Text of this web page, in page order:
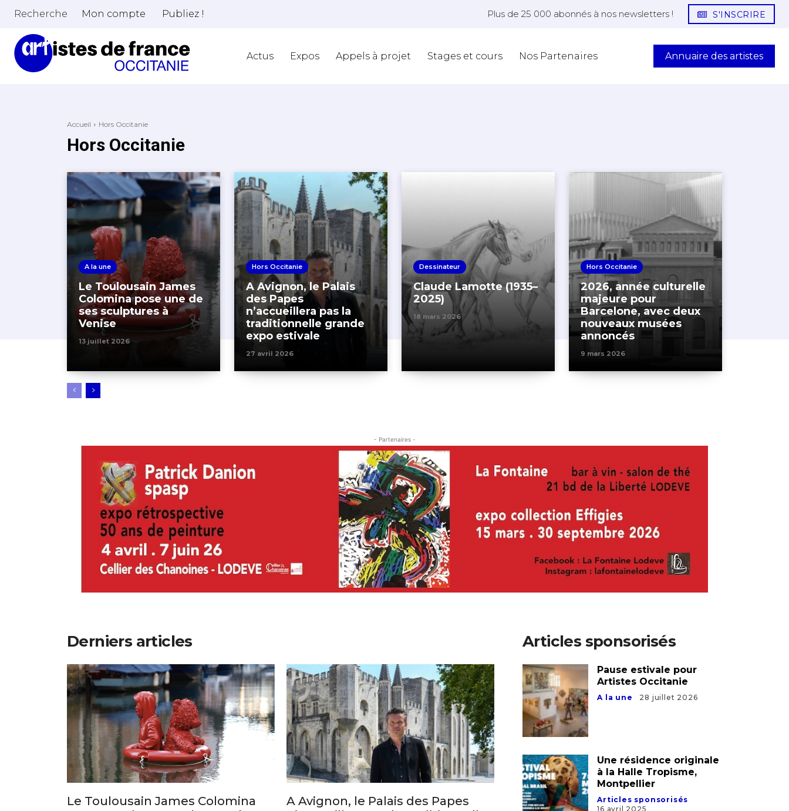
Recherche Mon compte Publiez ! Plus de 25 000 abonnés à nos newsletters ! S'INSCRIRE
Actus Expos Appels à projet Stages et cours Nos Partenaires Annuaire des artistes
Accueil Hors Occitanie
Hors Occitanie
A la une
Le Toulousain James
Colomina pose une de
ses sculptures à
Venise
13 juillet 2026
Hors Occitanie
A Avignon, le Palais
des Papes
n’accueillera pas la
traditionnelle grande
expo estivale
27 avril 2026
Dessinateur
Claude Lamotte (1935–
2025)
18 mars 2026
Hors Occitanie
2026, année culturelle
majeure pour
Barcelone, avec deux
nouveaux musées
annoncés
9 mars 2026
- Partenaires -
Derniers articles
Le Toulousain James Colomina
pose une de ses sculptures à
Venise
A la une 13 juillet 2026
A Avignon, le Palais des Papes
n’accueillera pas la traditionnelle
grande expo estivale
Hors Occitanie 27 avril 2026
Articles sponsorisés
à la Halle Tropisme,
L’artiste Guy Ferrer de
plus en plus ancré en
Occitanie